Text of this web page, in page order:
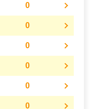
0
0
0
0
0
0